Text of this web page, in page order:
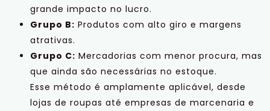
grande impacto no lucro.
Grupo B: Produtos com alto giro e margens
atrativas.
Grupo C: Mercadorias com menor procura, mas
que ainda são necessárias no estoque.
Esse método é amplamente aplicável, desde
lojas de roupas até empresas de marcenaria e